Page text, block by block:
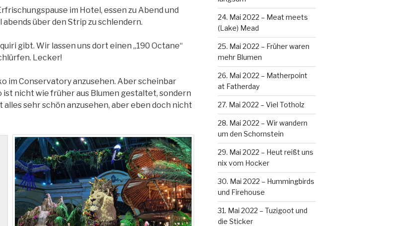
im Hotel, essen zu Abend und
über den Strip zu schlendern.
gibt. Wir lassen uns dort einen „190 Octane“
Lecker!
im Conservatory anzusehen. Aber scheinbar
ist nicht wie früher aus Blumen gestaltet, sondern
alles sehr schön anzusehen, aber eben doch nicht
24. Mai 2022 – Meat meets
(Lake) Mead
25. Mai 2022 – Früher waren
mehr Blumen
26. Mai 2022 – Matherpoint
at Fatherday
27. Mai 2022 – Viel Totholz
28. Mai 2022 – Wir wandern
um den Schornstein
29. Mai 2022 – Heut reißt uns
nix vom Hocker
30. Mai 2022 – Hummingbirds
und Firehouse
31. Mai 2022 – Tuzigoot und
die Sticker